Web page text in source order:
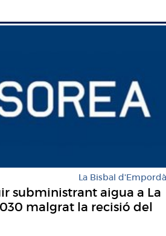
La Bisbal d'Empordà
subministrant aigua a La
malgrat la recisió del